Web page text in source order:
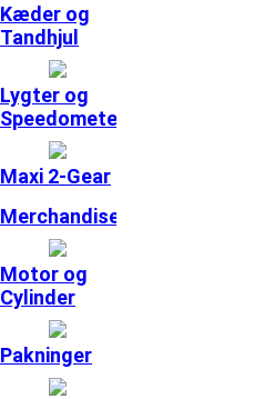
Kæder og
Tandhjul
Lygter og
Speedometer
Maxi 2-Gear
Merchandise
Motor og
Cylinder
Pakninger